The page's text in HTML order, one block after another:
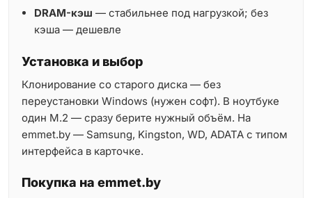
DRAM-кэш — стабильнее под нагрузкой; без
кэша — дешевле
Установка и выбор
Клонирование со старого диска — без
переустановки Windows (нужен софт). В ноутбуке
один M.2 — сразу берите нужный объём. На
emmet.by — Samsung, Kingston, WD, ADATA с типом
интерфейса в карточке.
Покупка на emmet.by